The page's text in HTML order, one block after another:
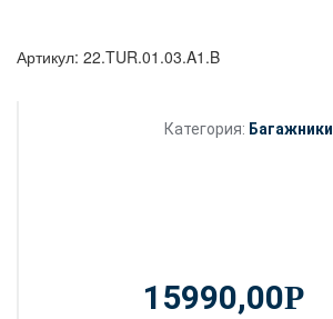
Артикул: 22.TUR.01.03.A1.B
Категория: Багажники
15990,00Р